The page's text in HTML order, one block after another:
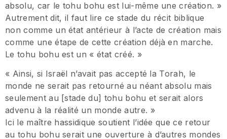
absolu, car le tohu bohu est lui-même une création. »
Autrement dit, il faut lire ce stade du récit biblique
non comme un état antérieur à l’acte de création mais
comme une étape de cette création déjà en marche.
Le tohu bohu est un « état créé. »
« Ainsi, si Israël n’avait pas accepté la Torah, le
monde ne serait pas retourné au néant absolu mais
seulement au [stade du] tohu bohu et serait alors
advenu à la réalité un monde autre. »
Ici le maître hassidique soutient l’idée que ce retour
au tohu bohu serait une ouverture à d’autres mondes